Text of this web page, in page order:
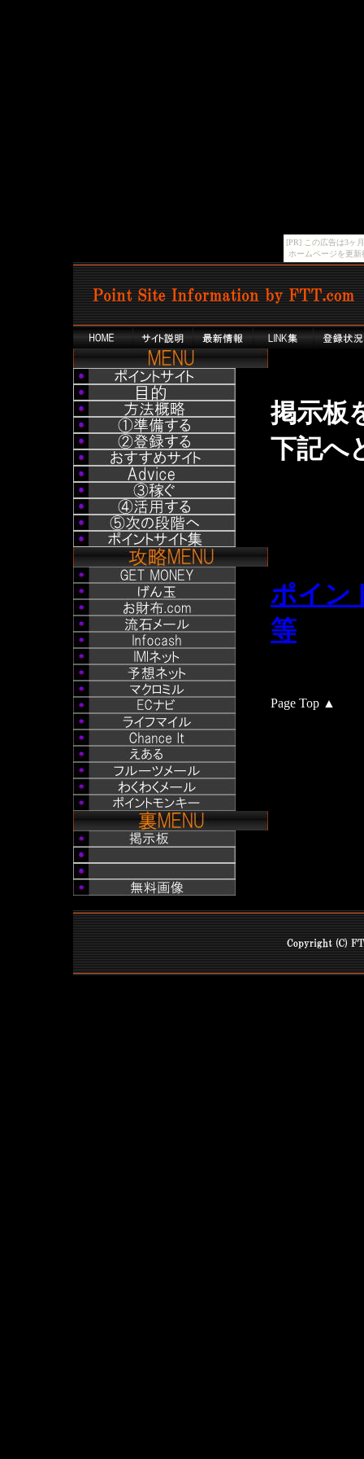
[PR] この広告は3ヶ
ホームページを更
掲示板
下記へ
ポイン
等
Page Top ▲